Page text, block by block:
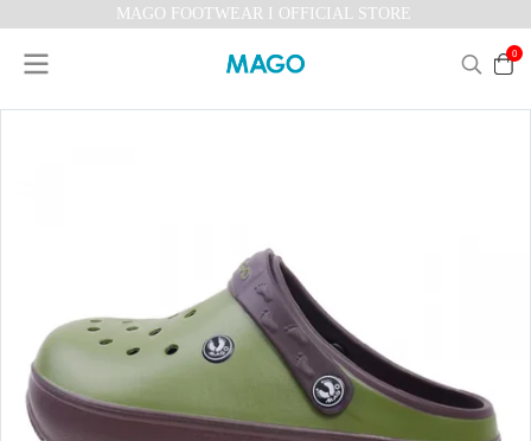
MAGO FOOTWEAR I OFFICIAL STORE
0